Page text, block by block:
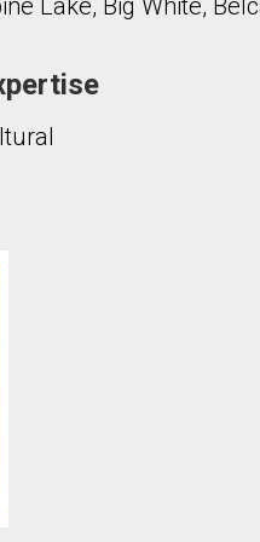
le bouton « soumettre »,
Lake, Big White,